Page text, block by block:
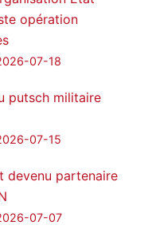
opération
07-18
putsch militaire
07-15
devenu partenaire
07-07